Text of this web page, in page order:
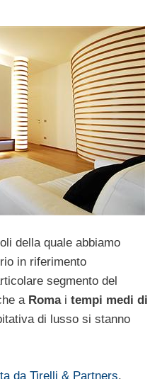
della quale abbiamo
in riferimento
segmento del
a Roma i tempi medi di
di lusso si stanno
da Tirelli & Partners,